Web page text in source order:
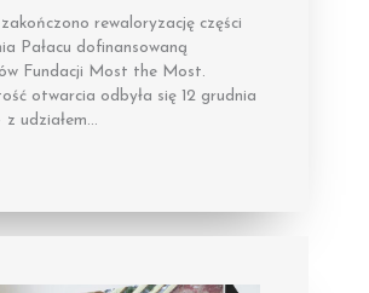
rewaloryzację części
Pałacu dofinansowaną
Fundacji Most the Most.
otwarcia odbyła się 12 grudnia
z udziałem…